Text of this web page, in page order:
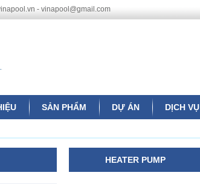
- vinapool@gmail.com
SẢN PHẨM DỰ ÁN DỊCH VỤ
HEATER PUMP